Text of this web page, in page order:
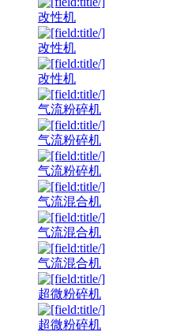
改性机
改性机
改性机
气流粉碎机
气流粉碎机
气流粉碎机
气流混合机
气流混合机
气流混合机
超微粉碎机
超微粉碎机